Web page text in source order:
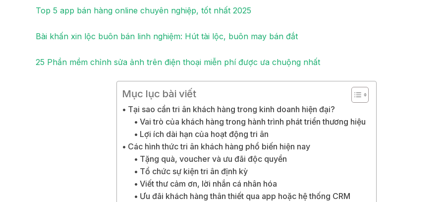
Top 5 app bán hàng online chuyên nghiệp, tốt nhất 2025
Bài khấn xin lộc buôn bán linh nghiệm: Hút tài lộc, buôn may bán đắt
25 Phần mềm chỉnh sửa ảnh trên điện thoại miễn phí được ưa chuộng nhất
Mục lục bài viết
Tại sao cần tri ân khách hàng trong kinh doanh hiện đại?
Vai trò của khách hàng trong hành trình phát triển thương hiệu
Lợi ích dài hạn của hoạt động tri ân
Các hình thức tri ân khách hàng phổ biến hiện nay
Tặng quà, voucher và ưu đãi độc quyền
Tổ chức sự kiện tri ân định kỳ
Viết thư cảm ơn, lời nhắn cá nhân hóa
Ưu đãi khách hàng thân thiết qua app hoặc hệ thống CRM